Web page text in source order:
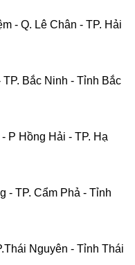
- Q. Lê Chân - TP. Hải
Bắc Ninh - Tỉnh Bắc
P Hồng Hải - TP. Hạ
- TP. Cẩm Phả - Tỉnh
Nguyên - Tỉnh Thái